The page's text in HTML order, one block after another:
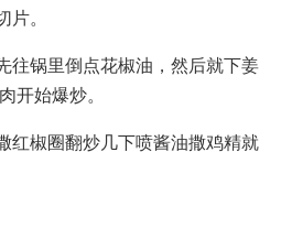
片。
往锅里倒点花椒油，然后就下姜
开始爆炒。
红椒圈翻炒几下喷酱油撒鸡精就